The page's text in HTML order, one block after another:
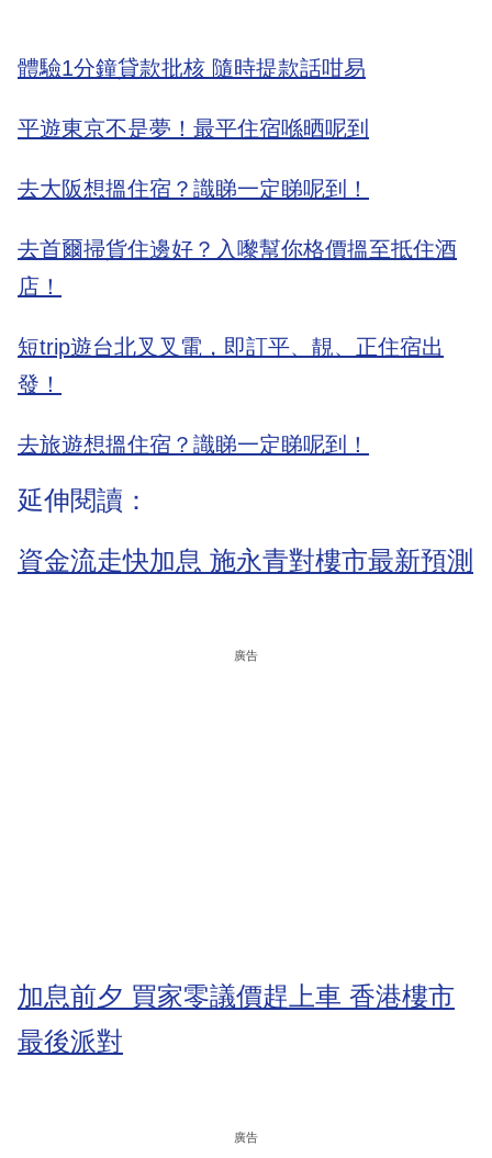
體驗1分鐘貸款批核 隨時提款話咁易
平遊東京不是夢！最平住宿喺晒呢到
去大阪想搵住宿？識睇一定睇呢到！
去首爾掃貨住邊好？入嚟幫你格價搵至抵住酒
店！
短trip遊台北叉叉電，即訂平、靚、正住宿出
發！
去旅遊想搵住宿？識睇一定睇呢到！
延伸閱讀：
資金流走快加息 施永青對樓市最新預測
廣告
加息前夕 買家零議價趕上車 香港樓市
最後派對
廣告